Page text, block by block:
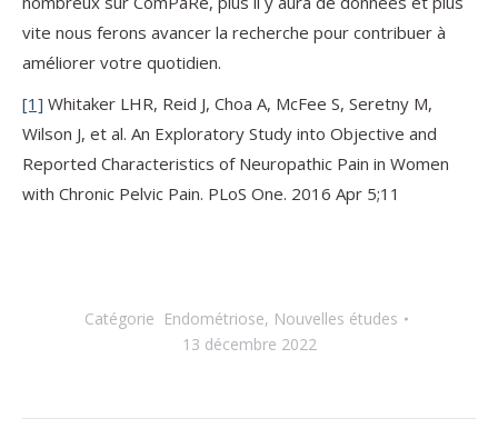
vite nous ferons avancer la recherche pour contribuer à
améliorer votre quotidien.
[1] Whitaker LHR, Reid J, Choa A, McFee S, Seretny M,
Wilson J, et al. An Exploratory Study into Objective and
Reported Characteristics of Neuropathic Pain in Women
with Chronic Pelvic Pain. PLoS One. 2016 Apr 5;11
Catégorie Endométriose, Nouvelles études
13 décembre 2022